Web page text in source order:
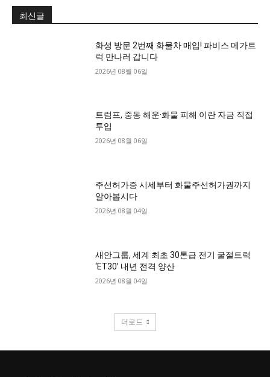
최신글
화성 방문 2번째 화물차 매입! 파비스 메가트
럭 만나러 갑니다
2026년 08월 06일
트럼프, 중동 해운·화물 피해 이란 자금 직접
투입
2026년 08월 06일
주선허가증 시세부터 화물주선허가권까지
알아봅시다
2026년 08월 04일
새안그룹, 세계 최초 30톤급 전기 굴절트럭
‘ET30’ 내년 전격 양산
2026년 08월 04일
더로드